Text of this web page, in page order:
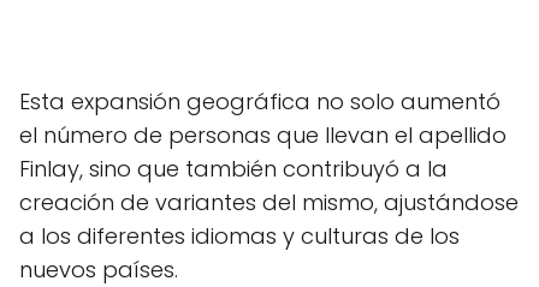
Esta expansión geográfica no solo aumentó
el número de personas que llevan el apellido
Finlay, sino que también contribuyó a la
creación de variantes del mismo, ajustándose
a los diferentes idiomas y culturas de los
nuevos países.